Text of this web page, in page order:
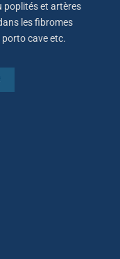
poplités et artères
les fibromes
cave etc.